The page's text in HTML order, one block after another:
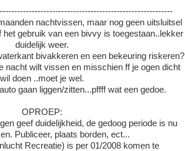
nachtvissen, maar nog geen uitsluitsel
gebruik van een bivvy is toegestaan..lekker
duidelijk weer.
bivakkeren en een bekeuring riskeren?
nacht wilt vissen en misschien ff je ogen dicht
wil doen ..moet je wel.
gaan liggen/zitten...pffff wat een gedoe.
OPROEP:
geef duidelijkheid, de gedoog periode is nu
Publiceer, plaats borden, ect...
Recreatie) is per 01/2008 komen te